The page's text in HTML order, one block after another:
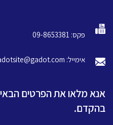
פקס: 09-8653381
אימייל: gadotsite@gadot.com
אנא מלאו את הפרטים
בהקדם.